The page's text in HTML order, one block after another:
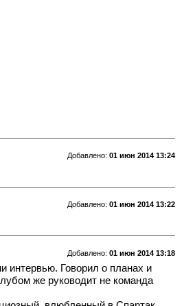
Добавлено: 01 июн 2014 13:24
Добавлено: 01 июн 2014 13:22
Добавлено: 01 июн 2014 13:18
интервью. Говорил о планах и
же руководит не команда